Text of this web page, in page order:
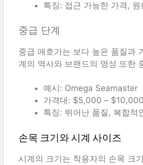
특징: 접근 가능한 가격,
중급 단계
중급 애호가는 보다 높은 품질과
계의 역사와 브랜드의 명성 또한
예시: Omega Seamaster
가격대: $5,000 – $10,000
특징: 뛰어난 품질, 복합적
손목 크기와 시계 사이즈
시계의 크기는 착용자의 손목 크